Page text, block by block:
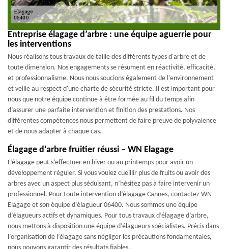
Entreprise élagage d’arbre : une équipe aguerrie pour
les interventions
Nous réalisons tous travaux de taille des différents types d'arbre et de
toute dimension. Nos engagements se résument en réactivité, efficacité,
et professionnalisme. Nous nous soucions également de l'environnement
et veille au respect d'une charte de sécurité stricte. Il est important pour
nous que notre équipe continue à être formée au fil du temps afin
d’assurer une parfaite intervention et finition des prestations. Nos
différentes compétences nous permettent de faire preuve de polyvalence
et de nous adapter à chaque cas.
Élagage d’arbre fruitier réussi – WN Elagage
L’élagage peut s’effectuer en hiver ou au printemps pour avoir un
développement réguler. Si vous voulez cueillir plus de fruits ou avoir des
arbres avec un aspect plus séduisant, n’hésitez pas à faire intervenir un
professionnel. Pour toute intervention d’élagage Cannes, contactez WN
Elagage et son équipe d’élagueur 06400. Nous sommes une équipe
d’élagueurs actifs et dynamiques. Pour tous travaux d’élagage d’arbre,
nous mettons à disposition une équipe d’élagueurs spécialistes. Précis dans
l’organisation de l’élagage sans négliger les précautions fondamentales,